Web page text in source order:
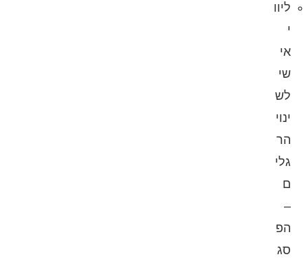
ליוו
י
אי
שי
לש
ינוי
הר
גלי
ם
–
הפ
סג